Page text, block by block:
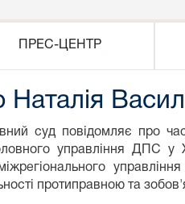
ПРЕС-ЦЕНТР
суд повідомляє про
управління ДПС у
протиправною та